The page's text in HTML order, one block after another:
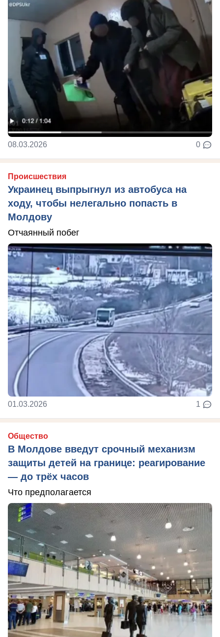
08.03.2026 0
Происшествия
Украинец выпрыгнул из автобуса на
ходу, чтобы нелегально попасть в
Молдову
Отчаянный побег
01.03.2026 1
Общество
В Молдове введут срочный механизм
защиты детей на границе: реагирование
— до трёх часов
Что предполагается